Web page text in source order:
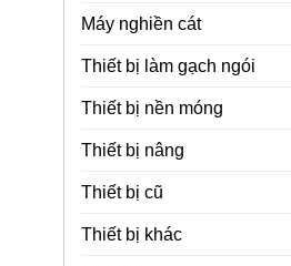
Máy nghiền cát
Thiết bị làm gạch ngói
Thiết bị nền móng
Thiết bị nâng
Thiết bị cũ
Thiết bị khác